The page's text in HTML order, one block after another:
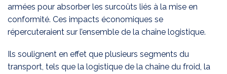
armées pour absorber les surcoûts liés à la mise en
conformité. Ces impacts économiques se
répercuteraient sur l’ensemble de la chaîne logistique.
Ils soulignent en effet que plusieurs segments du
transport, tels que la logistique de la chaîne du froid, la